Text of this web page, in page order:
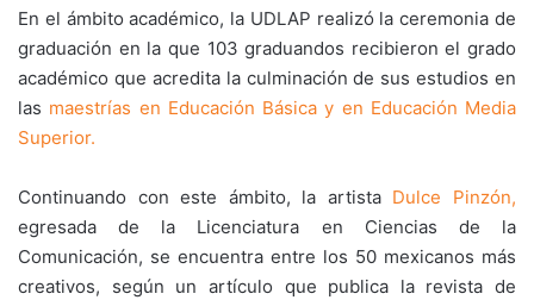
En el ámbito académico, la UDLAP realizó la ceremonia de
graduación en la que 103 graduandos recibieron el grado
académico que acredita la culminación de sus estudios en
las maestrías en Educación Básica y en Educación Media
Superior.
Continuando con este ámbito, la artista Dulce Pinzón,
egresada de la Licenciatura en Ciencias de la
Comunicación, se encuentra entre los 50 mexicanos más
creativos, según un artículo que publica la revista de